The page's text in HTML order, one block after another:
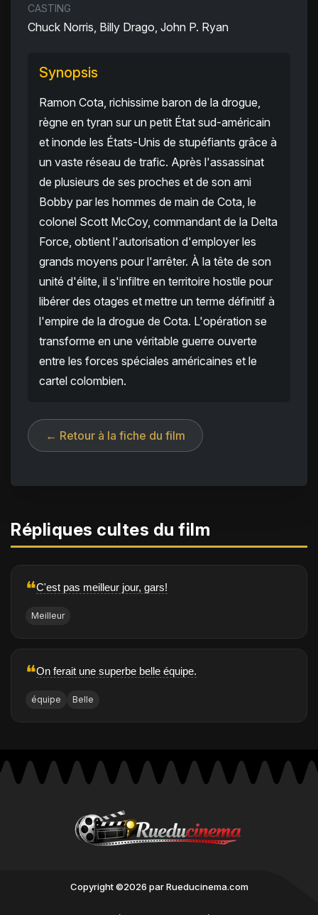
CASTING
Chuck Norris, Billy Drago, John P. Ryan
Synopsis
Ramon Cota, richissime baron de la drogue,
règne en tyran sur un petit État sud-américain
et inonde les États-Unis de stupéfiants grâce à
un vaste réseau de trafic. Après l'assassinat
de plusieurs de ses proches et de son ami
Bobby par les hommes de main de Cota, le
colonel Scott McCoy, commandant de la Delta
Force, obtient l'autorisation d'employer les
grands moyens pour l'arrêter. À la tête de son
unité d'élite, il s'infiltre en territoire hostile pour
libérer des otages et mettre un terme définitif à
l'empire de la drogue de Cota. L'opération se
transforme en une véritable guerre ouverte
entre les forces spéciales américaines et le
cartel colombien.
← Retour à la fiche du film
Répliques cultes du film
❝C'est pas meilleur jour, gars!
Meilleur
❝On ferait une superbe belle équipe.
équipe Belle
Copyright ©2026 par Rueducinema.com